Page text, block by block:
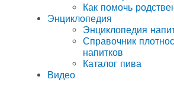
Как помочь
Энциклопедия
Энциклопедия
Справочник
напитков
Каталог пива
Видео